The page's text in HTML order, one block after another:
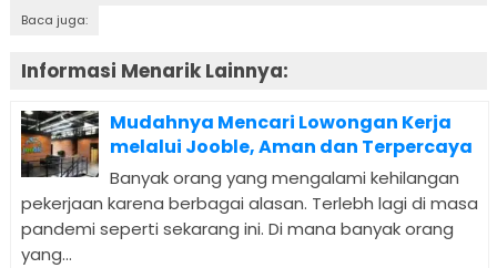
Baca juga:
Informasi Menarik Lainnya:
Mudahnya Mencari Lowongan Kerja
melalui Jooble, Aman dan Terpercaya
Banyak orang yang mengalami kehilangan
pekerjaan karena berbagai alasan. Terlebh lagi di masa
pandemi seperti sekarang ini. Di mana banyak orang
yang...